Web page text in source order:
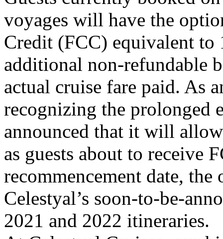
voyages will have the
Credit (FCC) equivalent to
additional non-refundable
actual cruise fare paid. As
recognizing the prolonged
announced that it will
as guests about to receive
recommencement date,
Celestyal’s soon-to-be-
2021 and 2022 itineraries.